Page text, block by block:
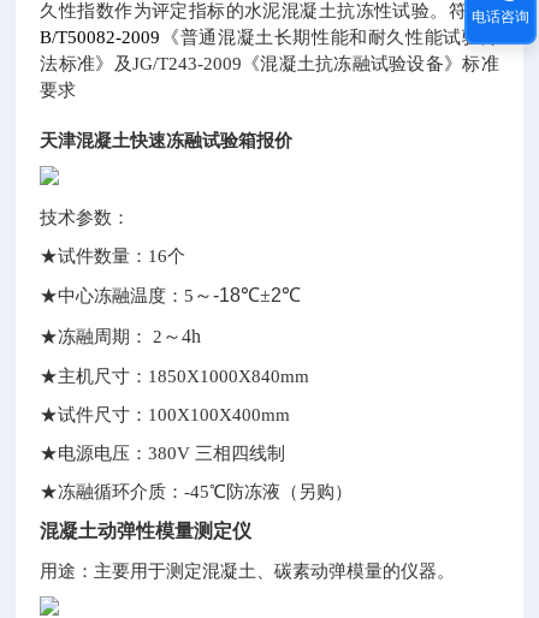
久性指数作为评定指标的水泥混凝土抗冻性试验。符合G
B/T50082-2009 《普通混凝土长期性能和耐久性能试验方
法标准》及JG/T243-2009《混凝土抗冻融试验设备》标准
要求
天津混凝土快速冻融试验箱报价
技术参数：
★试件数量：16个
★中心冻融温度：5 ～-18℃±2℃
★冻融周期： 2 ～4h
★主机尺寸：1850X1000X840mm
★试件尺寸：100X100X400mm
★电源电压：380V 三相四线制
★冻融循环介质：-45℃防冻液（另购）
混凝土动弹性模量测定仪
用途：主要用于测定混凝土、碳素动弹模量的仪器。
电话咨询